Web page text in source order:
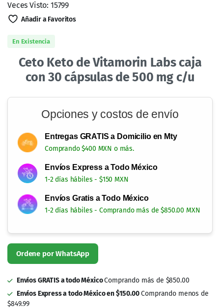
Veces Visto: 15799
Añadir a Favoritos
En Existencia
Ceto Keto de Vitamorin Labs caja
con 30 cápsulas de 500 mg c/u
Opciones y costos de envío
Entregas GRATIS a Domicilio en Mty
Comprando $400 MXN o más.
Envíos Express a Todo México
1-2 días hábiles - $150 MXN
Envíos Gratis a Todo México
1-2 días hábiles - Comprando más de $850.00 MXN
Ordene por WhatsApp
Envíos GRATIS a todo MéxicoComprando más de $850.00
Envíos Express a todo México en $150.00Comprando menos de
$849.99